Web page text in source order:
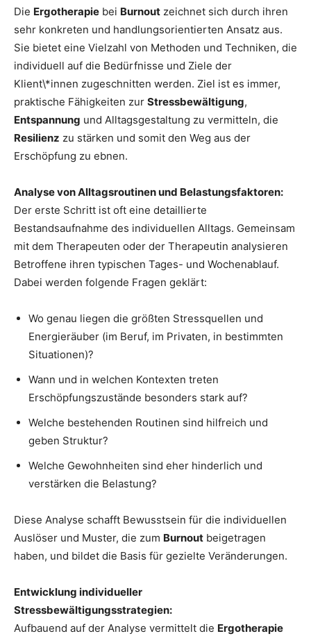
Die Ergotherapie bei Burnout zeichnet sich durch ihren
sehr konkreten und handlungsorientierten Ansatz aus.
Sie bietet eine Vielzahl von Methoden und Techniken, die
individuell auf die Bedürfnisse und Ziele der
Klient\*innen zugeschnitten werden. Ziel ist es immer,
praktische Fähigkeiten zur Stressbewältigung,
Entspannung und Alltagsgestaltung zu vermitteln, die
Resilienz zu stärken und somit den Weg aus der
Erschöpfung zu ebnen.
Analyse von Alltagsroutinen und Belastungsfaktoren:
Der erste Schritt ist oft eine detaillierte
Bestandsaufnahme des individuellen Alltags. Gemeinsam
mit dem Therapeuten oder der Therapeutin analysieren
Betroffene ihren typischen Tages- und Wochenablauf.
Dabei werden folgende Fragen geklärt:
Wo genau liegen die größten Stressquellen und
Energieräuber (im Beruf, im Privaten, in bestimmten
Situationen)?
Wann und in welchen Kontexten treten
Erschöpfungszustände besonders stark auf?
Welche bestehenden Routinen sind hilfreich und
geben Struktur?
Welche Gewohnheiten sind eher hinderlich und
verstärken die Belastung?
Diese Analyse schafft Bewusstsein für die individuellen
Auslöser und Muster, die zum Burnout beigetragen
haben, und bildet die Basis für gezielte Veränderungen.
Entwicklung individueller
Stressbewältigungsstrategien:
Aufbauend auf der Analyse vermittelt die Ergotherapie